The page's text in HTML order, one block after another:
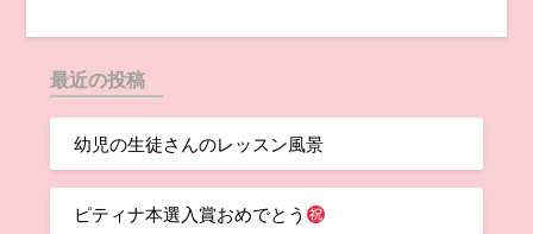
最近の投稿
幼児の生徒さんのレッスン風景
ピティナ本選入賞おめでとう